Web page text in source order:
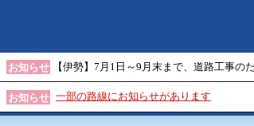
お知らせ 【伊勢】7月1日～9月末まで、道路工事の
お知らせ 一部の路線にお知らせがあります